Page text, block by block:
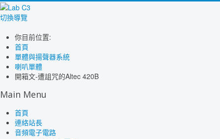
切換導覽
你目前位置:
首頁
單體與揚聲器系統
喇叭單體
開箱文-遭詛咒的Altec 420B
Main Menu
首頁
連絡站長
音頻電子電路